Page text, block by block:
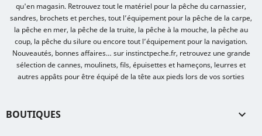
qu'en magasin. Retrouvez tout le matériel pour la pêche du carnassier,
sandres, brochets et perches, tout l’équipement pour la pêche de la carpe,
la pêche en mer, la pêche de la truite, la pêche à la mouche, la pêche au
coup, la pêche du silure ou encore tout l’équipement pour la navigation.
Nouveautés, bonnes affaires… sur instinctpeche.fr, retrouvez une grande
sélection de cannes, moulinets, fils, épuisettes et hameçons, leurres et
autres appâts pour être équipé de la tête aux pieds lors de vos sorties
BOUTIQUES 